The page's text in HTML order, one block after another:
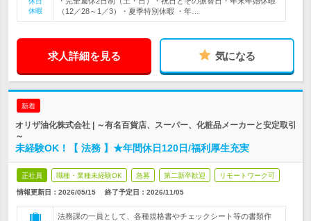
休暇
（12／28～1／3）・夏季特別休暇 ・年…
求人詳細を見る 気になる
新着
オリザ油化株式会社 | ～有名百貨店、スーパー、化粧品メーカーと安定取引
～
未経験OK！【 法務 】★年間休日120日/福利厚生充実
正社員 職種・業種未経験OK 急募 第二新卒歓迎 リモートワーク可
情報更新日：2026/05/15 終了予定日： 2026/11/05
法務課の一員として、各種規格書やチェックシート等の書類作